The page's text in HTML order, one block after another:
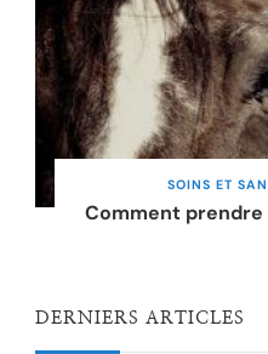
SOINS ET
Comment prendre
DERNIERS ARTICLES